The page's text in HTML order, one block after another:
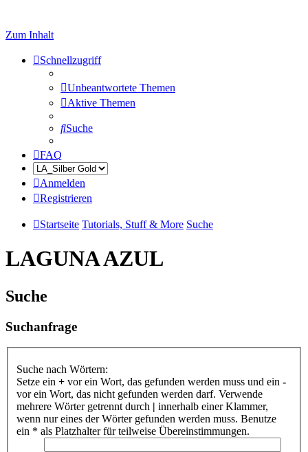
Zum Inhalt
Schnellzugriff
Unbeantwortete Themen
Aktive Themen
Suche
FAQ
Anmelden
Registrieren
Startseite Tutorials, Stuff & More Suche
LAGUNA AZUL
Suche
Suchanfrage
Suche nach Wörtern:
Setze ein + vor ein Wort, das gefunden werden muss und ein -
vor ein Wort, das nicht gefunden werden darf. Verwende
mehrere Wörter getrennt durch | innerhalb einer Klammer,
wenn nur eines der Wörter gefunden werden muss. Benutze
ein * als Platzhalter für teilweise Übereinstimmungen.